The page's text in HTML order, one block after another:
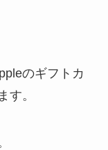
のギフトカ
す。